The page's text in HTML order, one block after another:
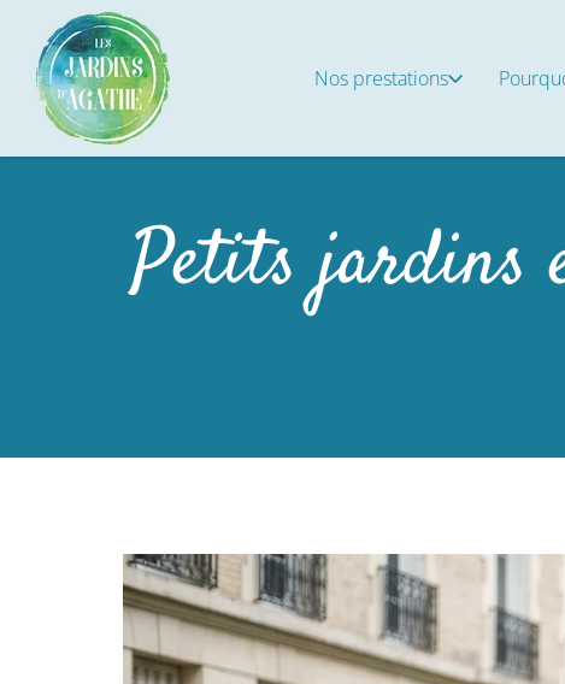
Nos prestations
Petits jardins